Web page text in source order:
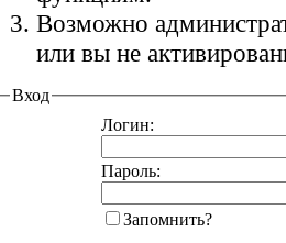
Возможно
или вы не
Вход
Логин:
Пароль:
Запомнить?